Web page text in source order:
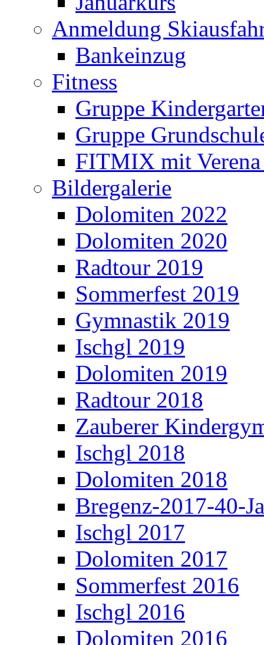
Anmeldung
Bankeinzug
Fitness
Gruppe
Gruppe
FITMIX mit
Bildergalerie
Dolomiten 2022
Dolomiten 2020
Radtour 2019
Sommerfest 2019
Gymnastik 2019
Ischgl 2019
Dolomiten 2019
Radtour 2018
Zauberer
Ischgl 2018
Dolomiten 2018
Bregenz-2017-40-
Ischgl 2017
Dolomiten 2017
Sommerfest 2016
Ischgl 2016
Dolomiten 2016